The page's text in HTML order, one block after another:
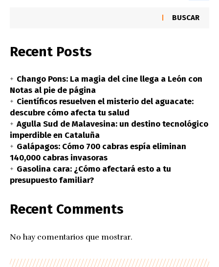
BUSCAR
Recent Posts
Chango Pons: La magia del cine llega a León con
Notas al pie de página
Científicos resuelven el misterio del aguacate:
descubre cómo afecta tu salud
Agulla Sud de Malavesina: un destino tecnológico
imperdible en Cataluña
Galápagos: Cómo 700 cabras espía eliminan
140,000 cabras invasoras
Gasolina cara: ¿Cómo afectará esto a tu
presupuesto familiar?
Recent Comments
No hay comentarios que mostrar.